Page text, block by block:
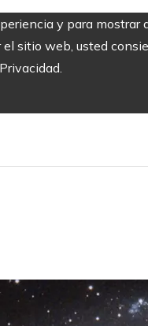
y para
sitio web, usted